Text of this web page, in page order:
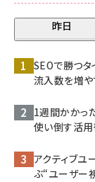
昨日
SEOで勝つタ
流入数を増
1週間かかっ
使い倒す活
アクティブユ
ぶ“ユーザー